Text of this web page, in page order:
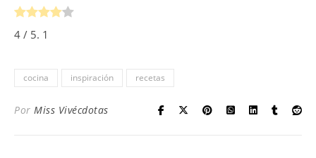
4 / 5. 1
cocina inspiración recetas
Por Miss Vivécdotas